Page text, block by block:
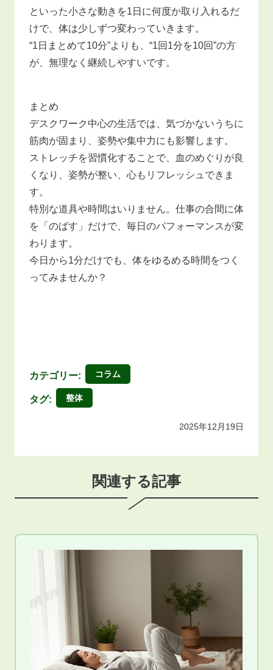
といった小さな動きを1日に何度か取り入れるだ
けで、体は少しずつ変わっていきます。
“1日まとめて10分”よりも、“1回1分を10回”の方
が、無理なく継続しやすいです。
まとめ
デスクワーク中心の生活では、気づかないうちに
筋肉が固まり、姿勢や集中力にも影響します。
ストレッチを習慣化することで、血のめぐりが良
くなり、姿勢が整い、心もリフレッシュできま
す。
特別な道具や時間はいりません。仕事の合間に体
を「のばす」だけで、毎日のパフォーマンスが変
わります。
今日から1分だけでも、体をゆるめる時間をつく
ってみませんか？
カテゴリー: コラム
タグ: 整体
2025年12月19日
関連する記事